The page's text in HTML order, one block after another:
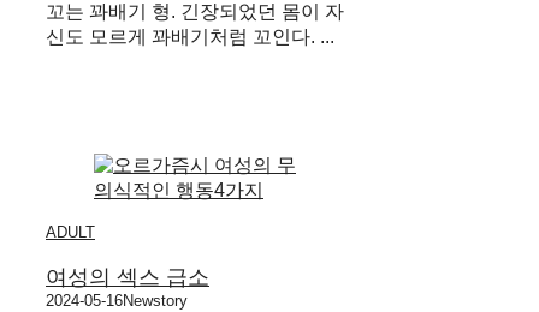
꼬는 꽈배기 형. ​긴장되었던 몸이 자
신도 모르게 꽈배기처럼 꼬인다. ...
ADULT
여성의 섹스 급소
2024-05-16Newstory